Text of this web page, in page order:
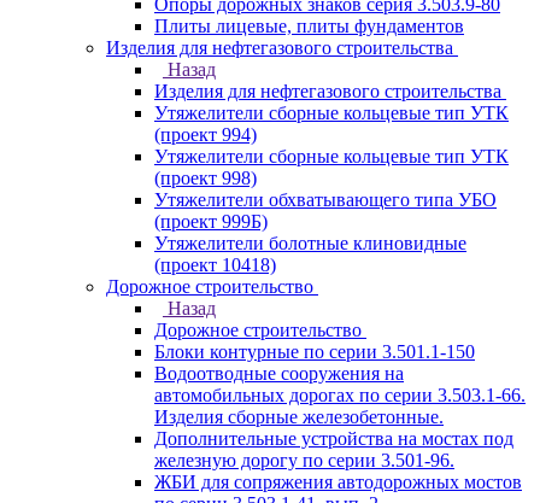
Опоры дорожных знаков серия 3.503.9-80
Плиты лицевые, плиты фундаментов
Изделия для нефтегазового строительства
Назад
Изделия для нефтегазового строительства
Утяжелители сборные кольцевые тип УТК
(проект 994)
Утяжелители сборные кольцевые тип УТК
(проект 998)
Утяжелители обхватывающего типа УБО
(проект 999Б)
Утяжелители болотные клиновидные
(проект 10418)
Дорожное строительство
Назад
Дорожное строительство
Блоки контурные по серии 3.501.1-150
Водоотводные сооружения на
автомобильных дорогах по серии 3.503.1-66.
Изделия сборные железобетонные.
Дополнительные устройства на мостах под
железную дорогу по серии 3.501-96.
ЖБИ для сопряжения автодорожных мостов